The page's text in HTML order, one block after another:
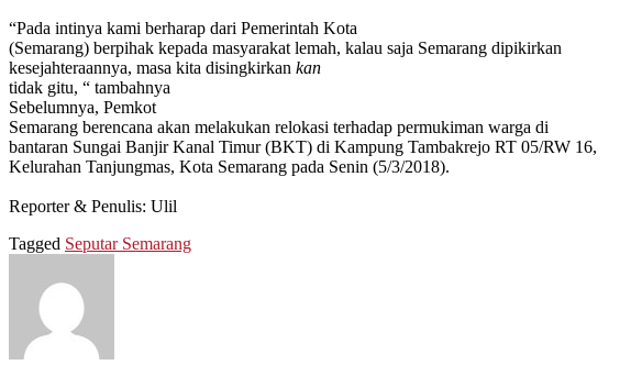
“Pada intinya kami berharap dari Pemerintah Kota
(Semarang) berpihak kepada masyarakat lemah, kalau saja Semarang dipikirkan
kesejahteraannya, masa kita disingkirkan kan
tidak gitu, “ tambahnya
Sebelumnya, Pemkot
Semarang berencana akan melakukan relokasi terhadap permukiman warga di
bantaran Sungai Banjir Kanal Timur (BKT) di Kampung Tambakrejo RT 05/RW 16,
Kelurahan Tanjungmas, Kota Semarang pada Senin (5/3/2018).
Reporter & Penulis: Ulil
Tagged Seputar Semarang